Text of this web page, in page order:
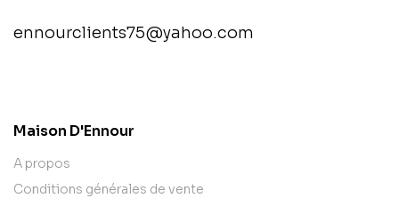
ennourclients75@yahoo.com
Maison D'Ennour
A propos
Conditions générales de vente